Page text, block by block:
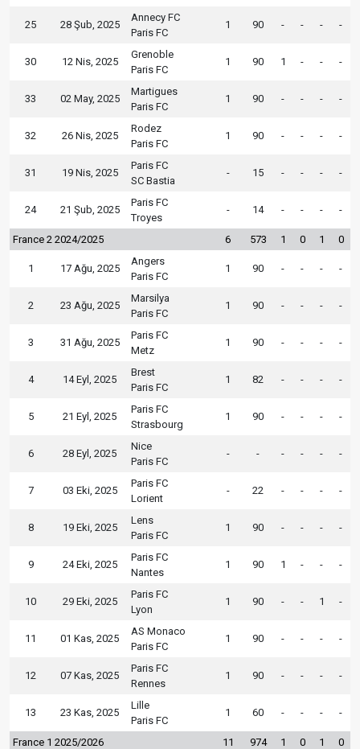
25 28 Şub, 2025
Annecy FC
Paris FC
1 90 - - - -
30 12 Nis, 2025
Grenoble
Paris FC
1 90 1 - - -
33 02 May, 2025
Martigues
Paris FC
1 90 - - - -
32 26 Nis, 2025
Rodez
Paris FC
1 90 - - - -
31 19 Nis, 2025
Paris FC
SC Bastia
- 15 - - - -
24 21 Şub, 2025
Paris FC
Troyes
- 14 - - - -
France 2 2024/2025 6 573 1 0 1 0
1 17 Ağu, 2025
Angers
Paris FC
1 90 - - - -
2 23 Ağu, 2025
Marsilya
Paris FC
1 90 - - - -
3 31 Ağu, 2025
Paris FC
Metz
1 90 - - - -
4 14 Eyl, 2025
Brest
Paris FC
1 82 - - - -
5 21 Eyl, 2025
Paris FC
Strasbourg
1 90 - - - -
6 28 Eyl, 2025
Nice
Paris FC
- - - - - -
7 03 Eki, 2025
Paris FC
Lorient
- 22 - - - -
8 19 Eki, 2025
Lens
Paris FC
1 90 - - - -
9 24 Eki, 2025
Paris FC
Nantes
1 90 1 - - -
10 29 Eki, 2025
Paris FC
Lyon
1 90 - - 1 -
11 01 Kas, 2025
AS Monaco
Paris FC
1 90 - - - -
12 07 Kas, 2025
Paris FC
Rennes
1 90 - - - -
13 23 Kas, 2025
Lille
Paris FC
1 60 - - - -
France 1 2025/2026 11 974 1 0 1 0